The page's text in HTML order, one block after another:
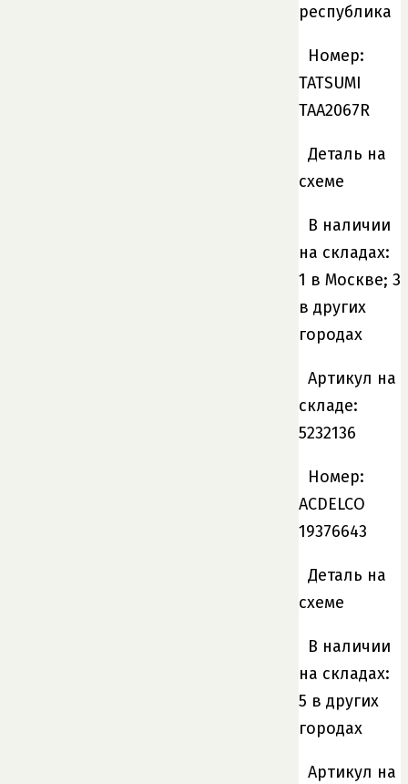
республика
Номер:
TATSUMI
TAA2067R
Деталь на
схеме
В наличии
на складах:
1 в Москве; 3
в других
городах
Артикул на
складе:
5232136
Номер:
ACDELCO
19376643
Деталь на
схеме
В наличии
на складах:
5 в других
городах
Артикул на